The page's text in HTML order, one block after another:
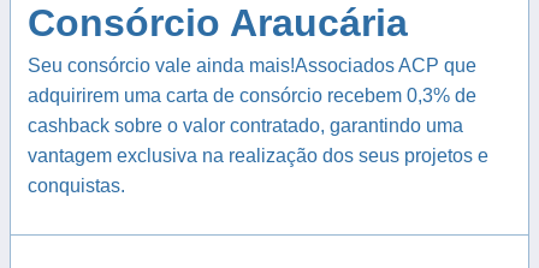
Consórcio Araucária
Seu consórcio vale ainda mais!Associados ACP que
adquirirem uma carta de consórcio recebem 0,3% de
cashback sobre o valor contratado, garantindo uma
vantagem exclusiva na realização dos seus projetos e
conquistas.